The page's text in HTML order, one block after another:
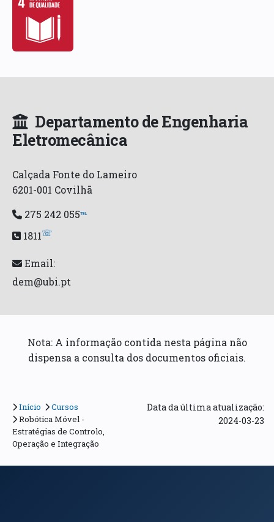
Departamento de Engenharia
Eletromecânica
Calçada Fonte do Lameiro
6201-001 Covilhã
275 242 055℡
1811☏
Email:
dem@ubi.pt
Nota: A informação contida nesta página não
dispensa a consulta dos documentos oficiais.
Início
Cursos
Robótica Móvel -
Estratégias de Controlo,
Operação e Integração
Data da última atualização:
2024-03-23